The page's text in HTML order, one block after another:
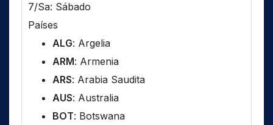
7/Sa: Sábado
Países
ALG: Argelia
ARM: Armenia
ARS: Arabia Saudita
AUS: Australia
BOT: Botswana